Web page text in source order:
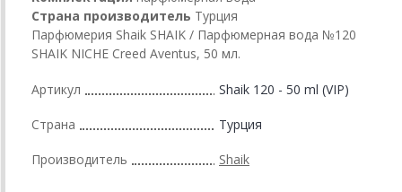
Страна производитель Турция
Парфюмерия Shaik SHAIK / Парфюмерная вода №120
SHAIK NICHE Creed Aventus, 50 мл.
Артикул Shaik 120 - 50 ml (VIP)
Страна Турция
Производитель Shaik